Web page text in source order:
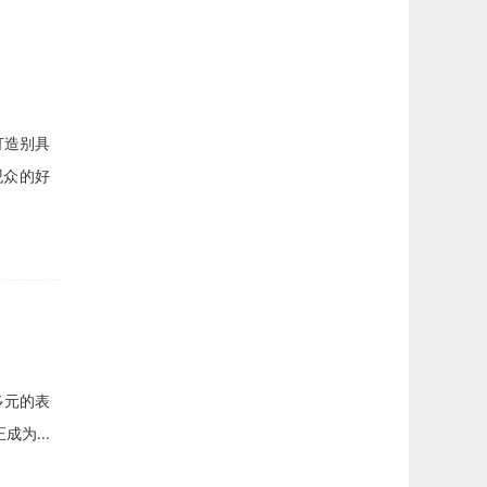
别具
的好
的表
成为...